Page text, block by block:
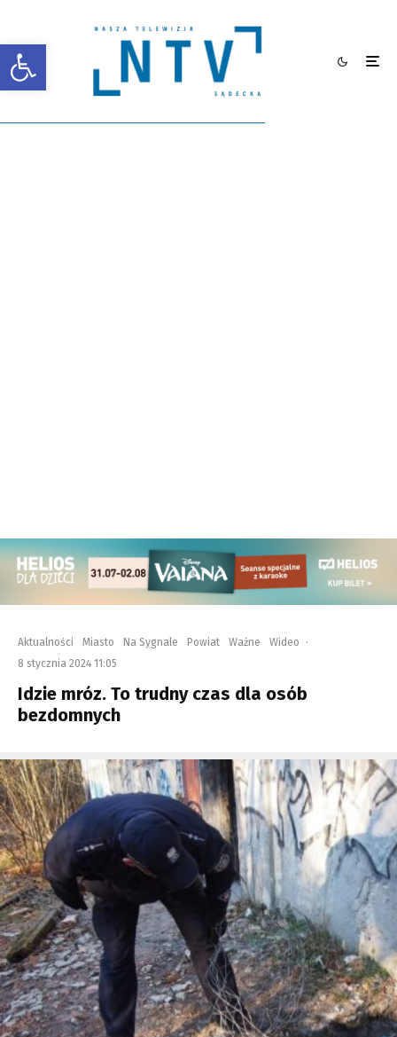
Otwórz pasek narzędzi
Aktualności Miasto Na Sygnale Powiat Ważne Wideo
·
8 stycznia 2024 11:05
Idzie mróz. To trudny czas dla osób
bezdomnych